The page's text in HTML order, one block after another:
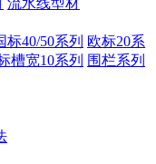
流水线型材
标40/50系列 欧标20系
槽宽10系列 围栏系列